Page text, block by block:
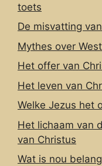
toets
De misvatting
Mythes over
Het offer van
Het leven van
Welke Jezus het
Het lichaam van
van Christus
Wat is nou